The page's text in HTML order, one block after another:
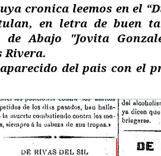
cronica leemos en el
en letra de buen
de Abajo "Jovita
Rivera.
del pais con el